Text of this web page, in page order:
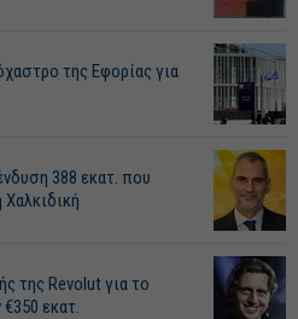
της Εφορίας για
388 εκατ. που
Χαλκιδική
της Revolut για το
εκατ.